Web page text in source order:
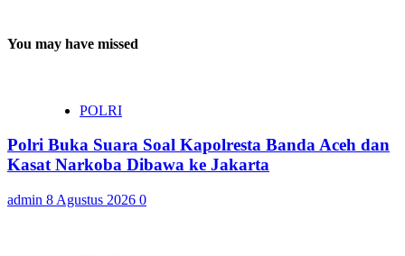
You may have missed
POLRI
Polri Buka Suara Soal Kapolresta Banda Aceh dan
Kasat Narkoba Dibawa ke Jakarta
admin 8 Agustus 2026 0